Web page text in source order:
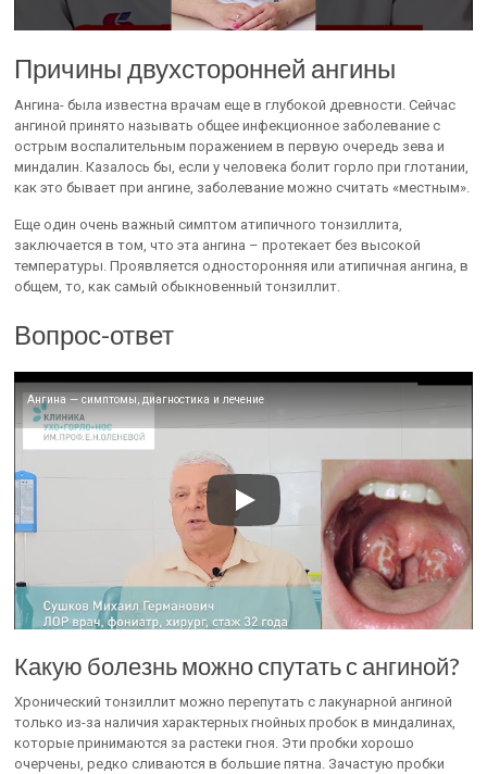
Причины двухсторонней ангины
Ангина- была известна врачам еще в глубокой древности. Сейчас
ангиной принято называть общее инфекционное заболевание с
острым воспалительным поражением в первую очередь зева и
миндалин. Казалось бы, если у человека болит горло при глотании,
как это бывает при ангине, заболевание можно считать «местным».
Еще один очень важный симптом атипичного тонзиллита,
заключается в том, что эта ангина – протекает без высокой
температуры. Проявляется односторонняя или атипичная ангина, в
общем, то, как самый обыкновенный тонзиллит.
Вопрос-ответ
Ангина — симптомы, диагностика и лечение
Какую болезнь можно спутать с ангиной?
Хронический тонзиллит можно перепутать с лакунарной ангиной
только из-за наличия характерных гнойных пробок в миндалинах,
которые принимаются за растеки гноя. Эти пробки хорошо
очерчены, редко сливаются в большие пятна. Зачастую пробки